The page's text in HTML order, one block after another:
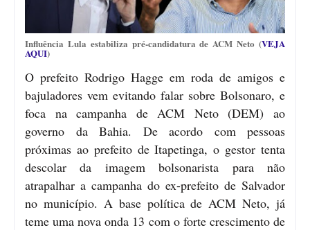
Influência Lula estabiliza pré-candidatura de ACM Neto (VEJA
AQUI)
O prefeito Rodrigo Hagge em roda de amigos e
bajuladores vem evitando falar sobre Bolsonaro, e
foca na campanha de ACM Neto (DEM) ao
governo da Bahia. De acordo com pessoas
próximas ao prefeito de Itapetinga, o gestor tenta
descolar da imagem bolsonarista para não
atrapalhar a campanha do ex-prefeito de Salvador
no município. A base política de ACM Neto, já
teme uma nova onda 13 com o forte crescimento de